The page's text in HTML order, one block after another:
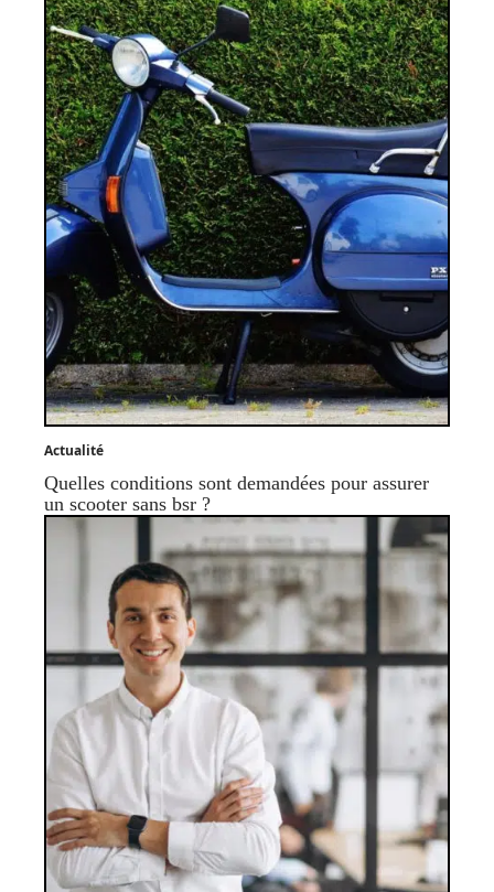
Actualité
Quelles conditions sont demandées pour assurer
un scooter sans bsr ?